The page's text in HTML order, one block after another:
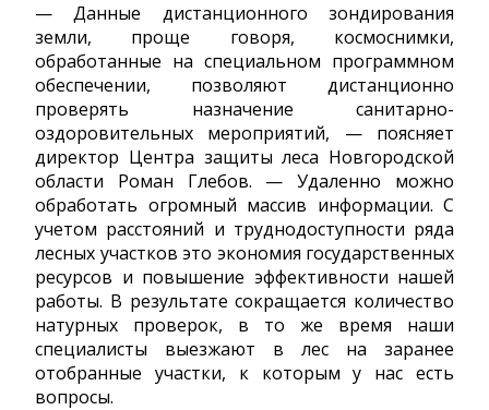
— Данные дистанционного зондирования
земли, проще говоря, космоснимки,
обработанные на специальном программном
обеспечении, позволяют дистанционно
проверять назначение санитарно-
оздоровительных мероприятий, — поясняет
директор Центра защиты леса Новгородской
области Роман Глебов. — Удаленно можно
обработать огромный массив информации. С
учетом расстояний и труднодоступности ряда
лесных участков это экономия государственных
ресурсов и повышение эффективности нашей
работы. В результате сокращается количество
натурных проверок, в то же время наши
специалисты выезжают в лес на заранее
отобранные участки, к которым у нас есть
вопросы.